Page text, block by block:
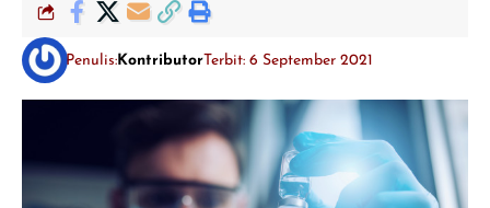
Penulis: KontributorTerbit: 6 September 2021